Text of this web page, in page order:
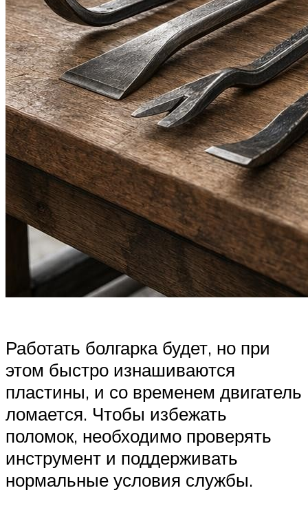
Работать болгарка будет, но при
этом быстро изнашиваются
пластины, и со временем двигатель
ломается. Чтобы избежать
поломок, необходимо проверять
инструмент и поддерживать
нормальные условия службы.